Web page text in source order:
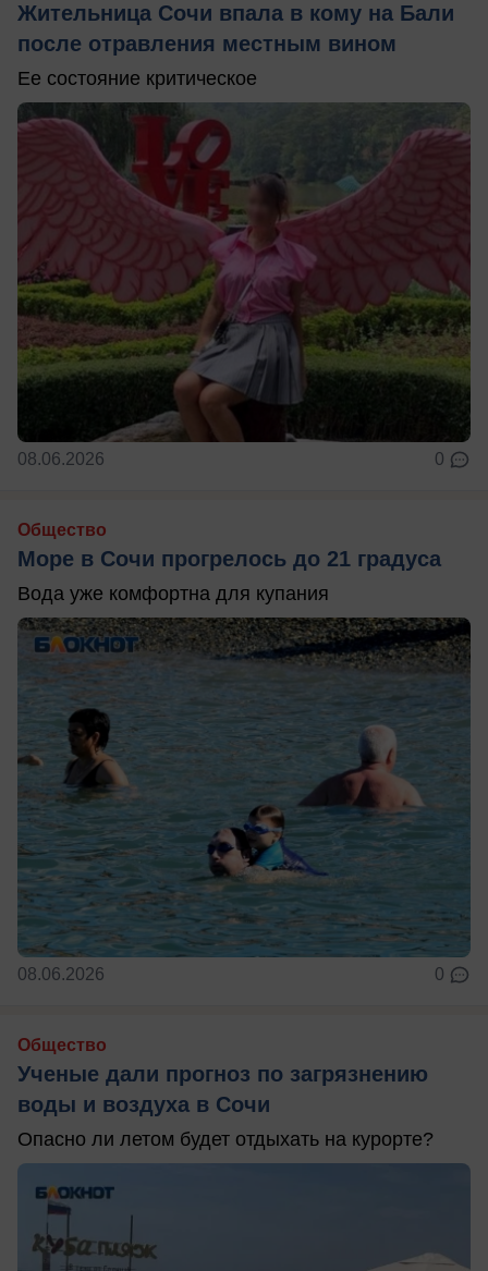
Жительница Сочи впала в кому на Бали
после отравления местным вином
Ее состояние критическое
08.06.2026 0
Общество
Море в Сочи прогрелось до 21 градуса
Вода уже комфортна для купания
08.06.2026 0
Общество
Ученые дали прогноз по загрязнению
воды и воздуха в Сочи
Опасно ли летом будет отдыхать на курорте?